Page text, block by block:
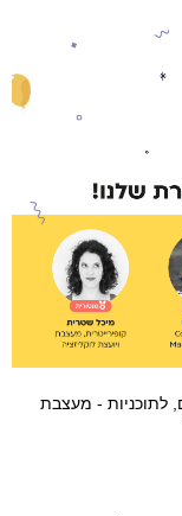
לתוכניות - מעצבת